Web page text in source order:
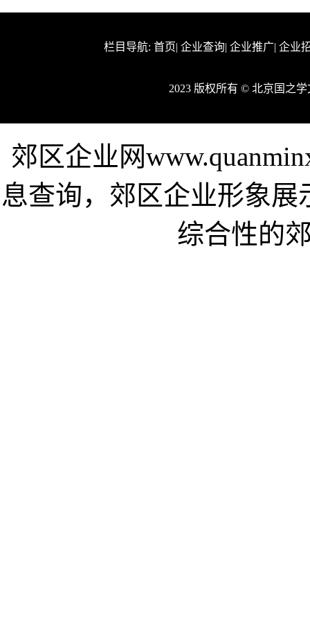
栏目导航: 首页| 企业查询| 企业推广| 企业
2023 版权所有 © 北京国之
郊区企业网
息查询，郊区企业形象
综合性的